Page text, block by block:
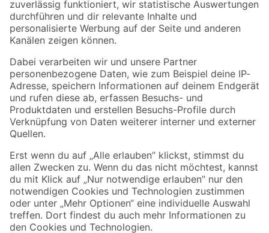
Zur Newsletter Anmeldung
Folge uns
Zahlungsarten Versandarten
Sicher einkaufen
Jetzt die toom-App herunterladen